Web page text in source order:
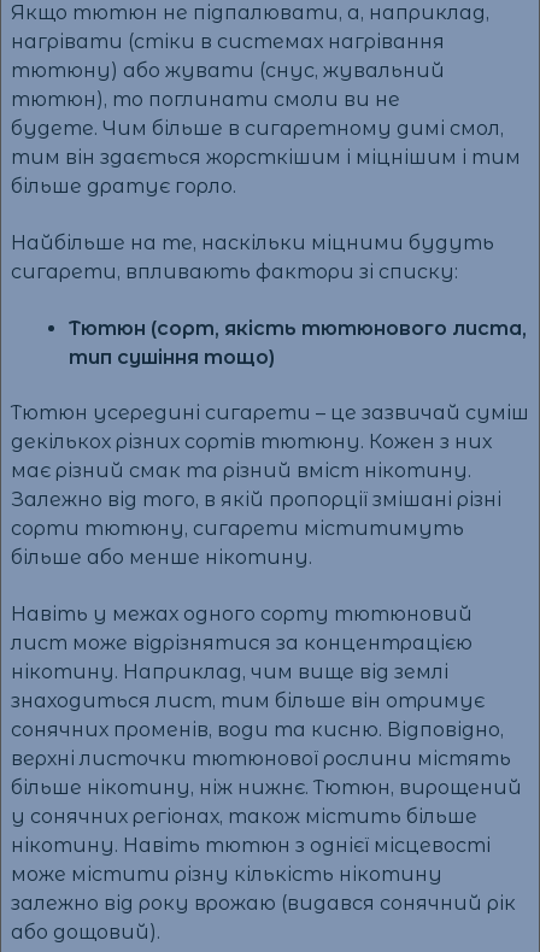
Якщо тютюн не підпалювати, а, наприклад,
нагрівати (стіки в системах нагрівання
тютюну) або жувати (снус, жувальний
тютюн), то поглинати смоли ви не
будете. Чим більше в сигаретному димі смол,
тим він здається жорсткішим і міцнішим і тим
більше дратує горло.
Найбільше на те, наскільки міцними будуть
сигарети, впливають фактори зі списку:
Тютюн (сорт, якість тютюнового листа,
тип сушіння тощо)
Тютюн усередині сигарети – це зазвичай суміш
декількох різних сортів тютюну. Кожен з них
має різний смак та різний вміст нікотину.
Залежно від того, в якій пропорції змішані різні
сорти тютюну, сигарети міститимуть
більше або менше нікотину.
Навіть у межах одного сорту тютюновий
лист може відрізнятися за концентрацією
нікотину. Наприклад, чим вище від землі
знаходиться лист, тим більше він отримує
сонячних променів, води та кисню. Відповідно,
верхні листочки тютюнової рослини містять
більше нікотину, ніж нижнє. Тютюн, вирощений
у сонячних регіонах, також містить більше
нікотину. Навіть тютюн з однієї місцевості
може містити різну кількість нікотину
залежно від року врожаю (видався сонячний рік
або дощовий).